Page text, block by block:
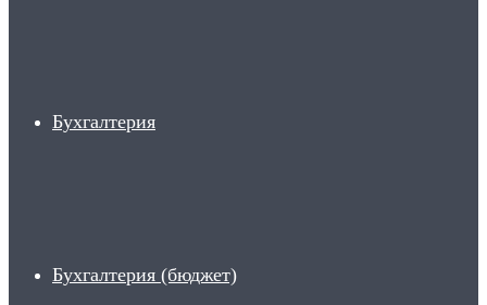
Бухгалтерия
Бухгалтерия (бюджет)